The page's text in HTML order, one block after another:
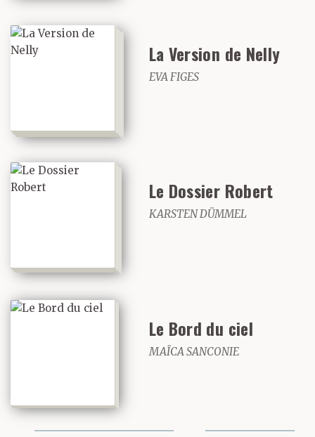
La Version de Nelly
EVA FIGES
Le Dossier Robert
KARSTEN DÜMMEL
Le Bord du ciel
MAÏCA SANCONIE